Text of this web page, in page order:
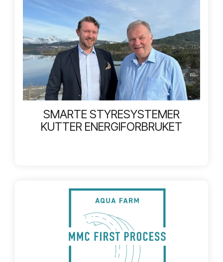
SMARTE STYRESYSTEMER
KUTTER ENERGIFORBRUKET